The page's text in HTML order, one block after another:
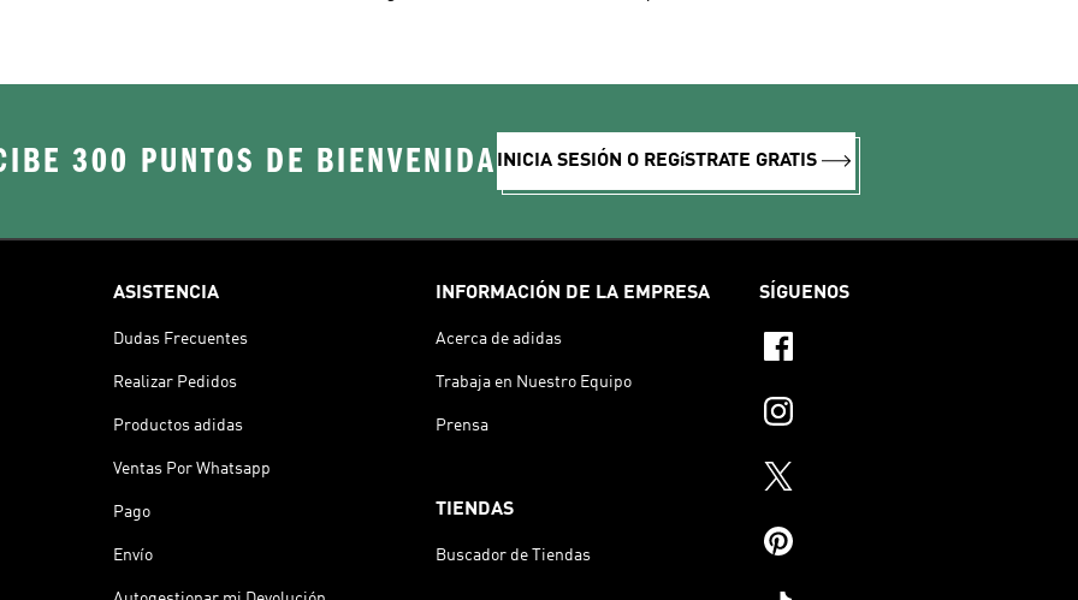
300 PUNTOS DE BIENVENIDA INICIA SESIÓN O REGíSTRATE GRATIS
ASISTENCIA
Dudas Frecuentes
Realizar Pedidos
Productos adidas
Ventas Por Whatsapp
Pago
Envío
INFORMACIÓN DE LA EMPRESA
Acerca de adidas
Trabaja en Nuestro Equipo
Prensa
TIENDAS
Buscador de Tiendas
SÍGUENOS